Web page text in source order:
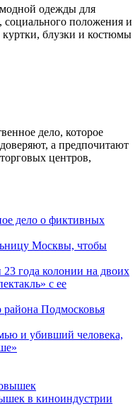
одежды для
социального положения и
куртки, блузки и костюмы
дело, которое
а предпочитают
центров,
дело о фиктивных
Москвы, чтобы
года колонии на двоих
с ее
района Подмосковья
и убивший человека,
в киноиндустрии